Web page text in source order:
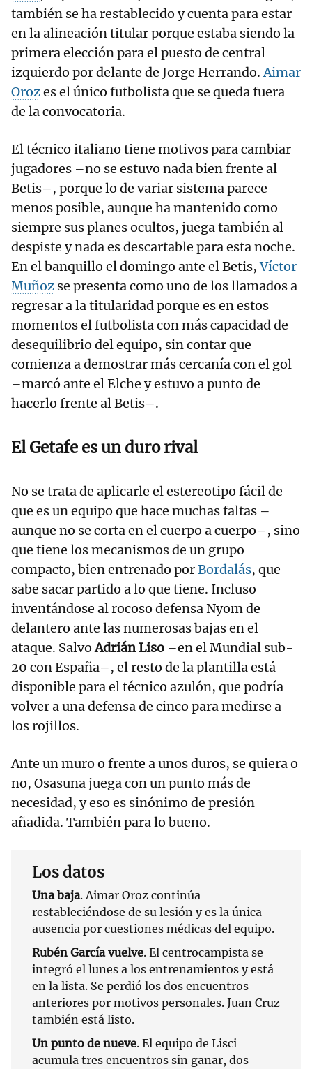
también se ha restablecido y cuenta para estar
en la alineación titular porque estaba siendo la
primera elección para el puesto de central
izquierdo por delante de Jorge Herrando.Aimar
Orozes el único futbolista que se queda fuera
de la convocatoria.
El técnico italiano tiene motivos para cambiar
jugadores –no se estuvo nada bien frente al
Betis–, porque lo de variar sistema parece
menos posible, aunque ha mantenido como
siempre sus planes ocultos, juega también al
despiste y nada es descartable para esta noche.
En el banquillo el domingo ante el Betis,Víctor
Muñoz se presenta como uno de los llamados a
regresar a la titularidad porque es en estos
momentos el futbolista con más capacidad de
desequilibrio del equipo, sin contar que
comienza a demostrar más cercanía con el gol
–marcó ante el Elche y estuvo a punto de
hacerlo frente al Betis–.
El Getafe es un duro rival
No se trata de aplicarle el estereotipo fácil de
que es un equipo que hace muchas faltas –
aunque no se corta en el cuerpo a cuerpo–, sino
que tiene los mecanismos de un grupo
compacto, bien entrenado porBordalás, que
sabe sacar partido a lo que tiene. Incluso
inventándose al rocoso defensa Nyom de
delantero ante las numerosas bajas en el
ataque. SalvoAdrián Liso –en el Mundial sub-
20 con España–, el resto de la plantilla está
disponible para el técnico azulón, que podría
volver a una defensa de cinco para medirse a
los rojillos.
Ante un muro o frente a unos duros, se quiera o
no, Osasuna juega con un punto más de
necesidad, y eso es sinónimo de presión
añadida. También para lo bueno.
Los datos
Una baja. Aimar Oroz continúa
restableciéndose de su lesión y es la única
ausencia por cuestiones médicas del equipo.
Rubén García vuelve. El centrocampista se
integró el lunes a los entrenamientos y está
en la lista. Se perdió los dos encuentros
anteriores por motivos personales. Juan Cruz
también está listo.
Un punto de nueve. El equipo de Lisci
acumula tres encuentros sin ganar, dos